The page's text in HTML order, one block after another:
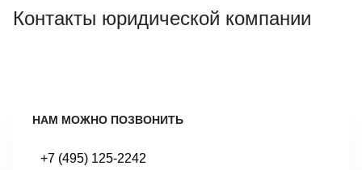
Контакты юридической компании
НАМ МОЖНО ПОЗВОНИТЬ
+7 (495) 125-2242